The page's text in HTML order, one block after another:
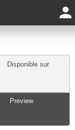
Disponible sur
Preview